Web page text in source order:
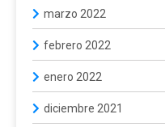
marzo 2022
febrero 2022
enero 2022
diciembre 2021